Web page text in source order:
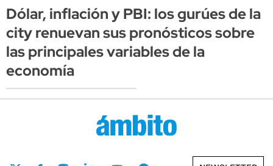
Dólar, inflación y PBI: los gurúes de la
city renuevan sus pronósticos sobre
las principales variables de la
economía